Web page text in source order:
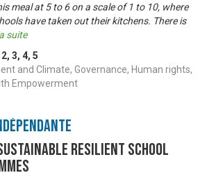
meal at 5 to 6 on a scale of 1 to 10, where
have taken out their kitchens. There is
suite
2, 3, 4, 5
and Climate, Governance, Human rights,
Empowerment
resilient school